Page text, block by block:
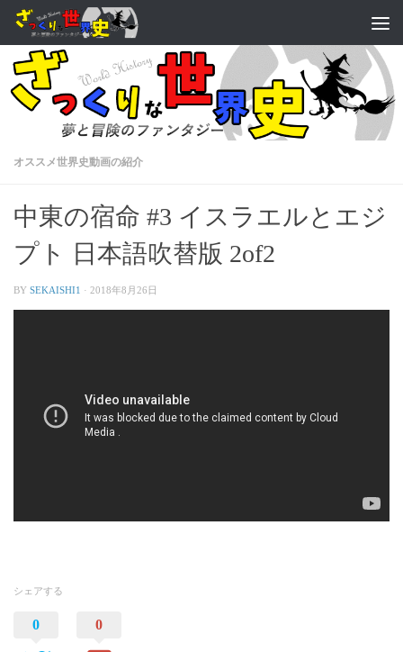
オススメ世界史動画の紹介
中東の宿命 #3 イスラエルとエジ
プト 日本語吹替版 2of2
BY SEKAISHI1 · 2018年8月26日
シェアする
0 0